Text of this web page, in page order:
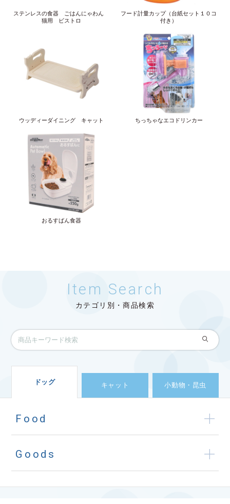
ステンレスの食器 ごはんにゃわん
猫用 ビストロ
フード計量カップ（台紙セット１０コ
付き）
ウッディーダイニング キャット ちっちゃなエコドリンカー
おるすばん食器
Item Search
カテゴリ別・商品検索
ドッグ キャット 小動物・昆虫
Food
Goods